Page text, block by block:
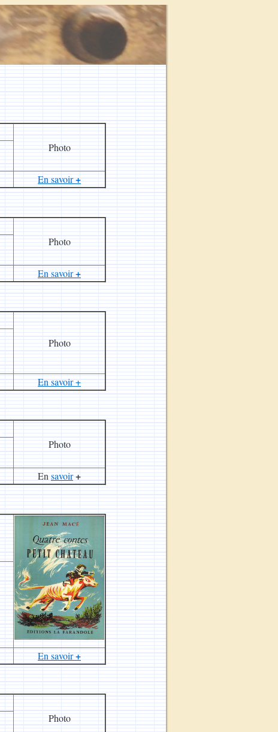
Photo
En savoir+
Photo
En savoir+
Photo
En savoir +
Photo
Ensavoir+
En savoir+
Photo